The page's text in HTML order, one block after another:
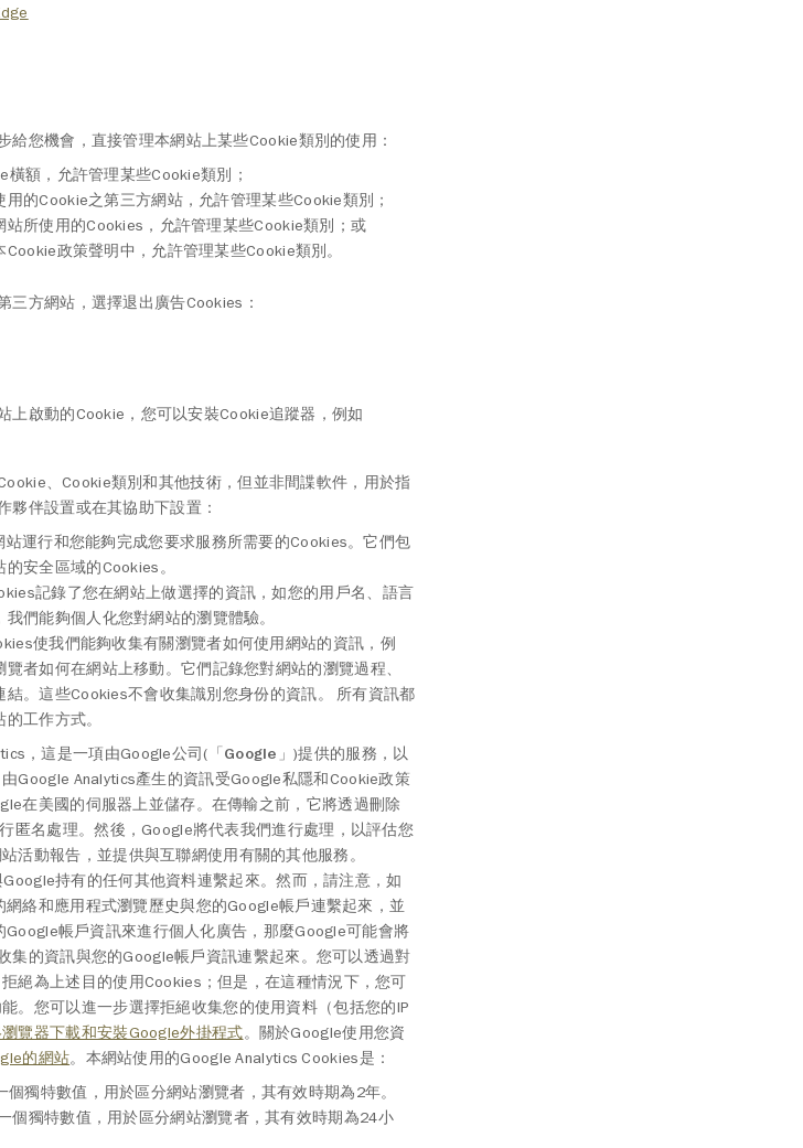
給您機會，直接管理本網站上某些Cookie類別的使用：
額，允許管理某些Cookie類別；
的Cookie之第三方網站，允許管理某些Cookie類別；
所使用的Cookies，允許管理某些Cookie類別；或
政策聲明中，允許管理某些Cookie類別。
三方網站，選擇退出廣告Cookies：
上啟動的Cookie，您可以安裝Cookie追蹤器，例如
、Cookie類別和其他技術，但並非間諜軟件，用於指
夥伴設置或在其協助下設置：
站運行和您能夠完成您要求服務所需要的Cookies。它們包
安全區域的Cookies。
記錄了您在網站上做選擇的資訊，如您的用戶名、語言
們能夠個人化您對網站的瀏覽體驗。
使我們能夠收集有關瀏覽者如何使用網站的資訊，例
者如何在網站上移動。它們記錄您對網站的瀏覽過程、
。這些Cookies不會收集識別您身份的資訊。 所有資訊都
工作方式。
，這是一項由Google公司(「Google 」)提供的服務，以
Google Analytics產生的資訊受Google私隱和Cookie政策
在美國的伺服器上並儲存。在傳輸之前，它將透過刪除
匿名處理。然後，Google將代表我們進行處理，以評估您
活動報告，並提供與互聯網使用有關的其他服務。
持有的任何其他資料連繫起來。然而，請注意，如
絡和應用程式瀏覽歷史與您的Google帳戶連繫起來，並
Google帳戶資訊來進行個人化廣告，那麼Google可能會將
集的資訊與您的Google帳戶資訊連繫起來。您可以透過對
絕為上述目的使用Cookies；但是，在這種情況下，您可
。您可以進一步選擇拒絕收集您的使用資料（包括您的IP
覽器下載和安裝Google外掛程式。關於Google使用您資
的網站。本網站使用的Google Analytics Cookies是：
個獨特數值，用於區分網站瀏覽者，其有效時期為2年。
個獨特數值，用於區分網站瀏覽者，其有效時期為24小